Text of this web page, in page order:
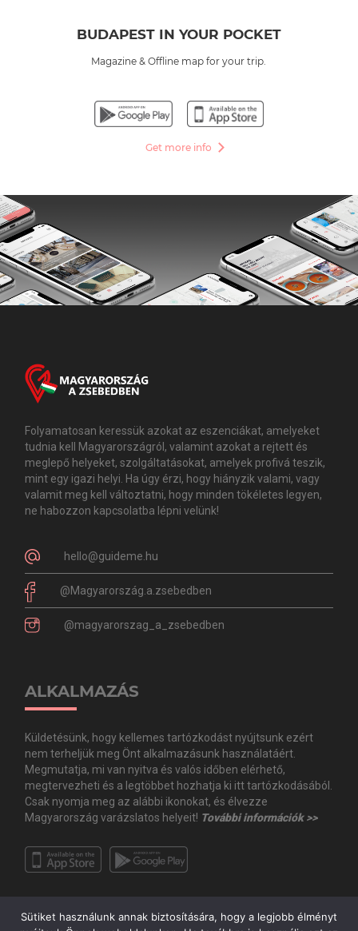
BUDAPEST IN YOUR POCKET
Magazine & Offline map for your trip.
Get more info
Folyamatosan keressük azokat az eszenciákat, amelyeket
tudnia kell Magyarországról, valamint azokat a rejtett és
meglepő helyeket, szolgáltatásokat, amelyek profivá teszik,
mint egy igazi helyi. Ha úgy érzi, hogy hiányzik valami, vagy
valamit meg kell változtatni, hogy minden tökéletes legyen,
ne habozzon kapcsolatba lépni velünk!
hello@guideme.hu
@Magyarország.a.zsebedben
@magyarorszag_a_zsebedben
ALKALMAZÁS
Küldetésünk, hogy kellemes tartózkodást nyújtsunk ezért
nem terheljük meg Önt alkalmazásunk használatáért.
Megmutatja, mi van nyitva és valós időben elérhető,
megtervezheti és a legtöbbet hozhatja ki itt tartózkodásából.
Csak nyomja meg az alábbi ikonokat, és élvezze
Magyarország varázslatos helyeit! További információk >>
Sütiket használunk annak biztosítására, hogy a legjobb élményt